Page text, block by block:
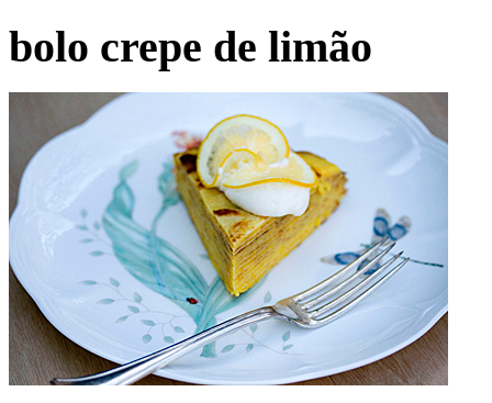
bolo crepe de limão